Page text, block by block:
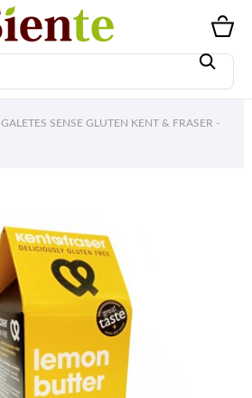
GALETES SENSE GLUTEN KENT & FRASER -